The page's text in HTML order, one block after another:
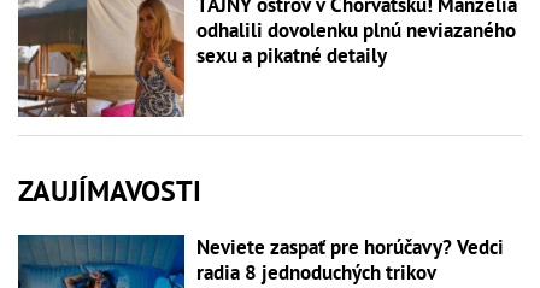
odhalili dovolenku plnú neviazaného
sexu a pikatné detaily
ZAUJÍMAVOSTI
Neviete zaspať pre horúčavy? Vedci
radia 8 jednoduchých trikov